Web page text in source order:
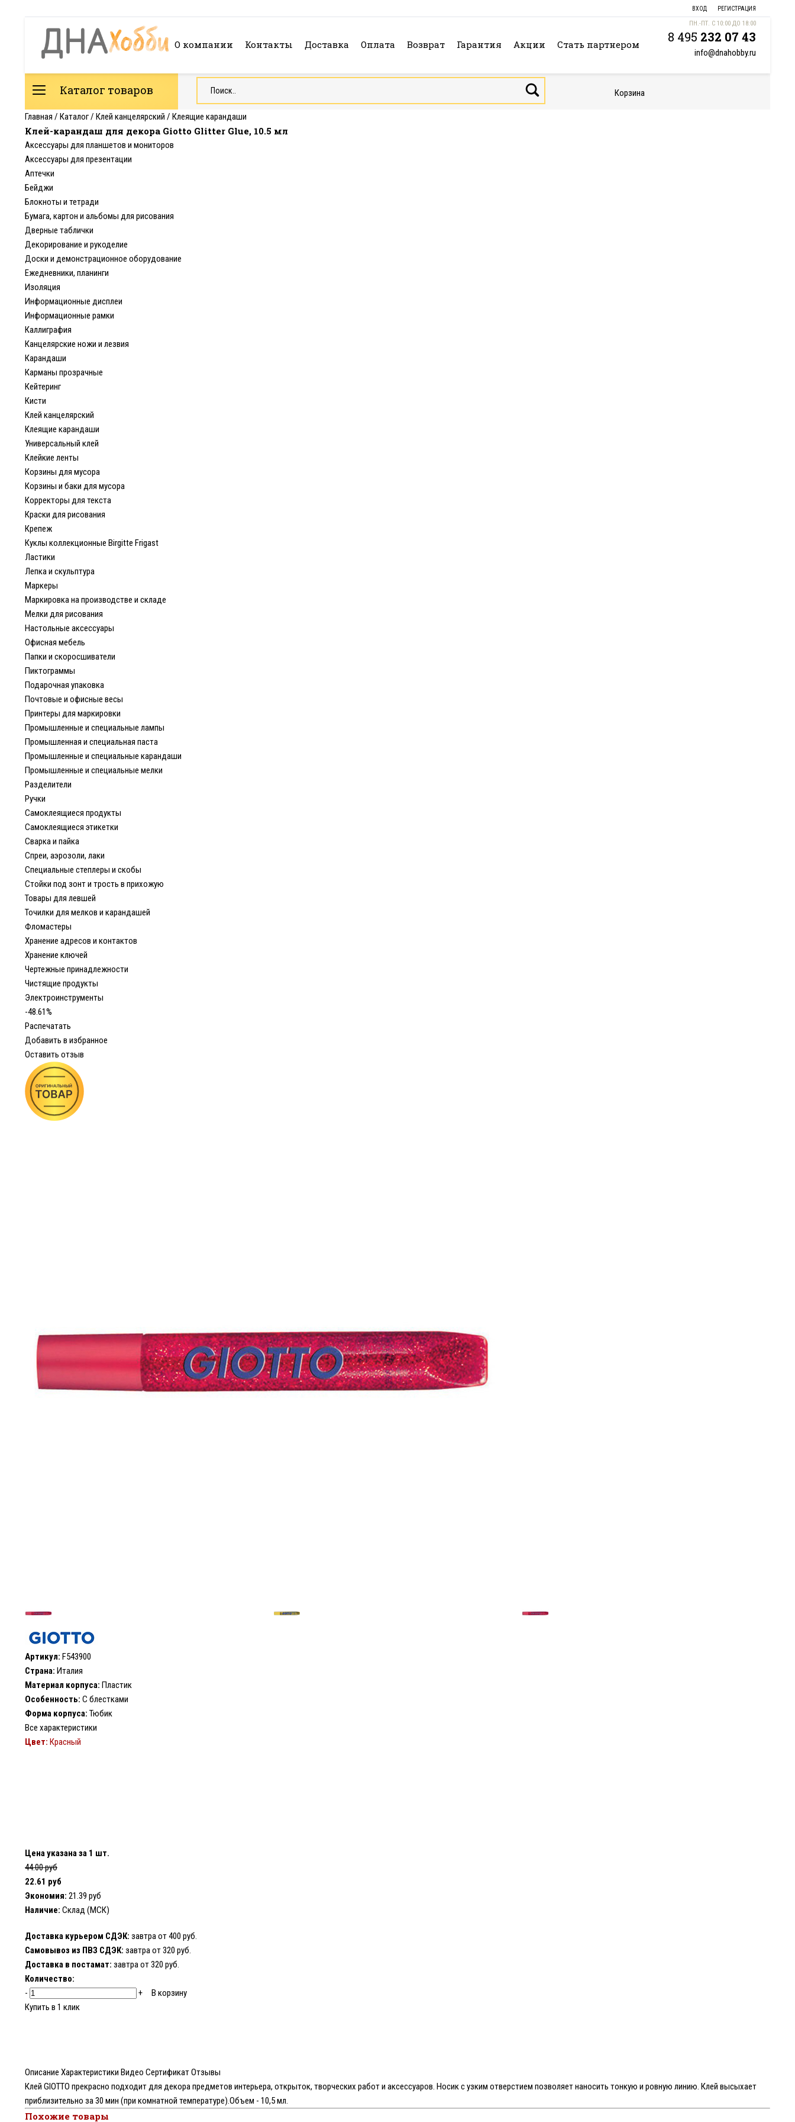
ВХОД РЕГИСТРАЦИЯ
О компании Контакты Доставка Оплата Возврат Гарантия Акции Стать партнером
ПН.-ПТ. С 10:00 ДО 18:00
8 495 232 07 43
info@dnahobby.ru
Каталог товаров Корзина
Главная / Каталог/ Клей канцелярский / Клеящие карандаши
Клей-карандаш для декора Giotto Glitter Glue, 10.5 мл
Аксессуары для планшетов и мониторов
Аксессуары для презентации
Аптечки
Бейджи
Блокноты и тетради
Бумага, картон и альбомы для рисования
Дверные таблички
Декорирование и рукоделие
Доски и демонстрационное оборудование
Ежедневники, планинги
Изоляция
Информационные дисплеи
Информационные рамки
Каллиграфия
Канцелярские ножи и лезвия
Карандаши
Карманы прозрачные
Кейтеринг
Кисти
Клей канцелярский
Клеящие карандаши
Универсальный клей
Клейкие ленты
Корзины для мусора
Корзины и баки для мусора
Корректоры для текста
Краски для рисования
Крепеж
Куклы коллекционные Birgitte Frigast
Ластики
Лепка и скульптура
Маркеры
Маркировка на производстве и складе
Мелки для рисования
Настольные аксессуары
Офисная мебель
Папки и скоросшиватели
Пиктограммы
Подарочная упаковка
Почтовые и офисные весы
Принтеры для маркировки
Промышленные и специальные лампы
Промышленная и специальная паста
Промышленные и специальные карандаши
Промышленные и специальные мелки
Разделители
Ручки
Самоклеящиеся продукты
Самоклеящиеся этикетки
Сварка и пайка
Спреи, аэрозоли, лаки
Специальные степлеры и скобы
Стойки под зонт и трость в прихожую
Товары для левшей
Точилки для мелков и карандашей
Фломастеры
Хранение адресов и контактов
Хранение ключей
Чертежные принадлежности
Чистящие продукты
Электроинструменты
-48.61%
Распечатать
Добавить в избранное
Оставить отзыв
Артикул: F543900
Страна: Италия
Материал корпуса: Пластик
Особенность: С блестками
Форма корпуса: Тюбик
Все характеристики
Цвет: Красный
Цена указана за 1 шт.
44.00 руб
22.61 руб
Экономия: 21.39 руб
Наличие: Склад (МСК)
Доставка курьером СДЭК: завтра от 400 руб.
Самовывоз из ПВЗ СДЭК: завтра от 320 руб.
Доставка в постамат: завтра от 320 руб.
Количество:
-
+
В корзину
Купить в 1 клик
Описание Характеристики Видео СертификатОтзывы
Клей GIOTTO прекрасно подходит для декора предметов интерьера, открыток, творческих работ и аксессуаров. Носик с узким отверстием позволяет наносить тонкую и ровную линию. Клей высыхает
приблизительно за 30 мин (при комнатной температуре).Объем - 10,5 мл.
Похожие товары